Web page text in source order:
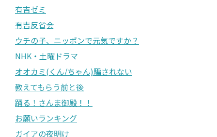
有吉ゼミ
有吉反省会
ウチの子、ニッポンで元気ですか？
NHK・土曜ドラマ
オオカミ(くん/ちゃん)騙されない
教えてもらう前と後
踊る！さんま御殿！！
お願いランキング
ガイアの夜明け